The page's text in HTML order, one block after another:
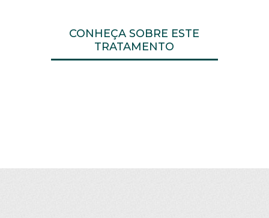
CONHEÇA SOBRE ESTE
TRATAMENTO